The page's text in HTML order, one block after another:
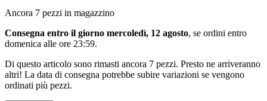
Ancora 7 pezzi in magazzino
Consegna entro il giorno mercoledì, 12 agosto, se ordini entro
domenica alle ore 23:59.
Di questo articolo sono rimasti ancora 7 pezzi. Presto ne arriveranno
altri! La data di consegna potrebbe subire variazioni se vengono
ordinati più pezzi.